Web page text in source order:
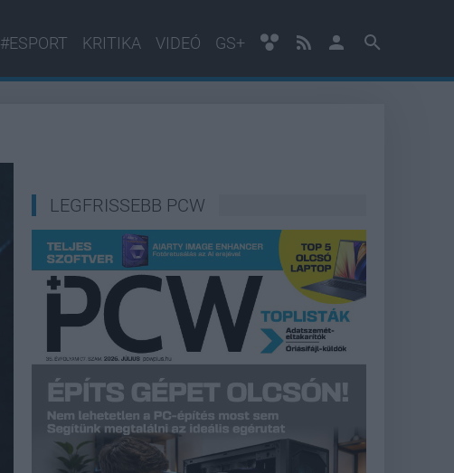
#ESPORT KRITIKA VIDEÓ GS+
LEGFRISSEBB PCW